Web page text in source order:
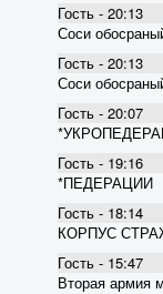
Гость - 20:13
Соси
Гость - 20:13
Соси
Гость - 20:07
Гость - 19:16
*ПЕДЕРАЦИИ
Гость - 18:14
КОРПУС
Гость - 15:47
Вторая армия